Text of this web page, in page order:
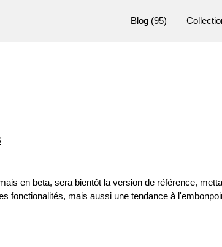
Blog (95)
en beta, sera bientôt la version de référence,
fonctionalités, mais aussi une tendance à